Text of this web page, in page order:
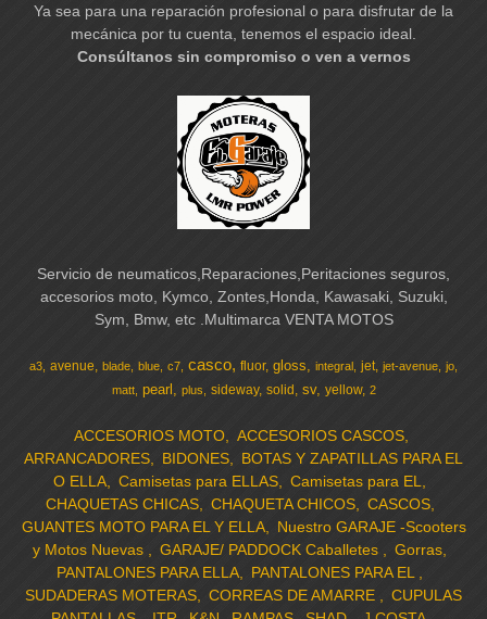
Ya sea para una reparación profesional o para disfrutar de la
mecánica por tu cuenta, tenemos el espacio ideal.
Consúltanos sin compromiso o ven a vernos
Servicio de neumaticos,Reparaciones,Peritaciones seguros,
accesorios moto, Kymco, Zontes,Honda, Kawasaki, Suzuki,
Sym, Bmw, etc .Multimarca VENTA MOTOS
a3 avenue blade blue c7 casco fluor gloss integral jet jet-avenue jo
matt
pearl plus sideway solid sv yellow 2
ACCESORIOS MOTO
ACCESORIOS CASCOS
ARRANCADORES
BIDONES
BOTAS Y ZAPATILLAS PARA EL
O ELLA
Camisetas para ELLAS
Camisetas para EL
CHAQUETAS CHICAS
CHAQUETA CHICOS
CASCOS
GUANTES MOTO PARA EL Y ELLA
Nuestro GARAJE -Scooters
y Motos Nuevas
GARAJE/ PADDOCK Caballetes
Gorras
PANTALONES PARA ELLA
PANTALONES PARA EL
SUDADERAS MOTERAS
CORREAS DE AMARRE
CUPULAS